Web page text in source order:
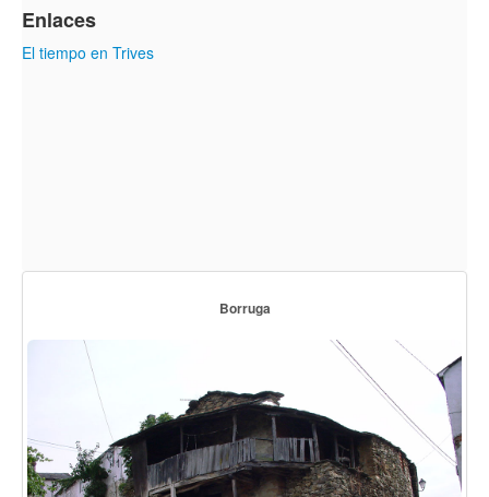
Enlaces
El tiempo en Trives
Borruga